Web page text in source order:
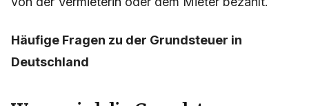
Häufige Fragen zu der Grundsteuer in
Deutschland